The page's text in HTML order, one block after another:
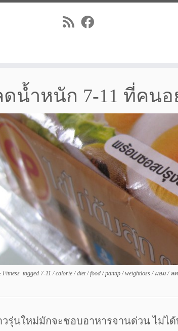
ดน้ำหนัก 7-11 ที่คนอ
Fitness tagged 7-11/calorie/diet/food/pantip/weightloss/ ผอม/ ล
นใหม่มักจะชอบอาหารจานด่วน ไม่ได้